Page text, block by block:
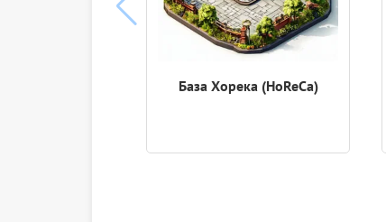
База Хорека (HoReCa)